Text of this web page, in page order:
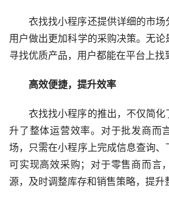
衣找找小程序还提供详细的市
用户做出更加科学的采购决策。无
寻找优质产品，用户都能在平台上找
高效便捷，提升效率
衣找找小程序的推出，不仅简
升了整体运营效率。对于批发商而
场，只需在小程序上完成信息查询
可实现高效采购；对于零售商而言
源，及时调整库存和销售策略，提升